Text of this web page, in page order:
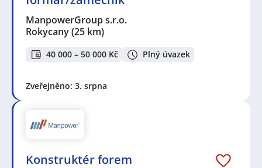
ManpowerGroup s.r.o.
Rokycany(25 km)
40 000 – 50 000 Kč Plný úvazek
Zveřejněno: 3. srpna
Konstruktér forem